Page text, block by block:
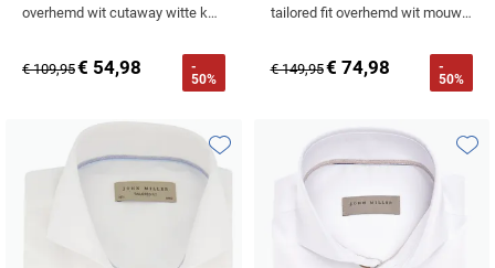
overhemd wit cutaway witte knoop
€ 109,95€ 54,98
-
50%
tailored fit overhemd wit mouwlengte 7 effen
€ 149,95€ 74,98
-
50%
Toevoegen aan favorieten